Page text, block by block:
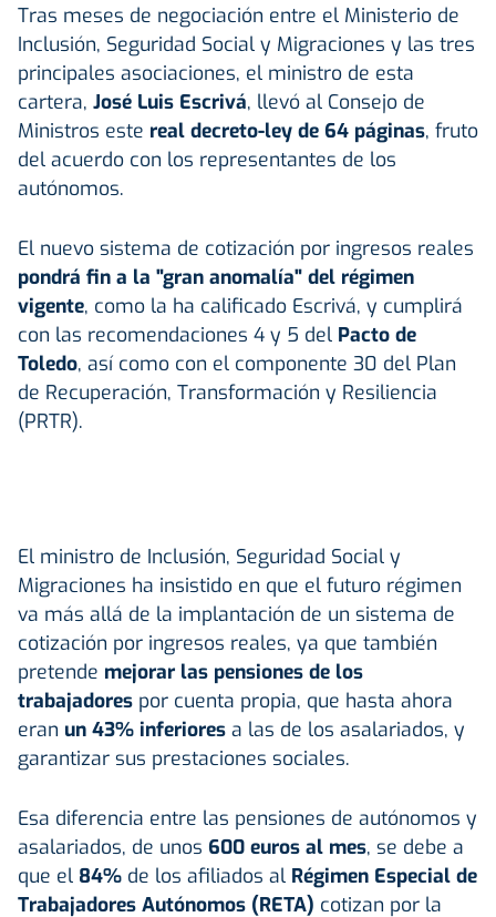
Tras meses de negociación entre el Ministerio de
Inclusión, Seguridad Social y Migraciones y las tres
principales asociaciones, el ministro de esta
cartera, José Luis Escrivá, llevó al Consejo de
Ministros este real decreto-ley de 64 páginas, fruto
del acuerdo con los representantes de los
autónomos.
El nuevo sistema de cotización por ingresos reales
pondrá fin a la "gran anomalía" del régimen
vigente, como la ha calificado Escrivá, y cumplirá
con las recomendaciones 4 y 5 del Pacto de
Toledo, así como con el componente 30 del Plan
de Recuperación, Transformación y Resiliencia
(PRTR).
El ministro de Inclusión, Seguridad Social y
Migraciones ha insistido en que el futuro régimen
va más allá de la implantación de un sistema de
cotización por ingresos reales, ya que también
pretende mejorar las pensiones de los
trabajadores por cuenta propia, que hasta ahora
eran un 43% inferiores a las de los asalariados, y
garantizar sus prestaciones sociales.
Esa diferencia entre las pensiones de autónomos y
asalariados, de unos 600 euros al mes, se debe a
que el 84% de los afiliados al Régimen Especial de
Trabajadores Autónomos (RETA) cotizan por la